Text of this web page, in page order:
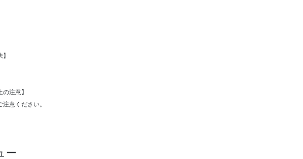
】
注意】
注意ください。
ー